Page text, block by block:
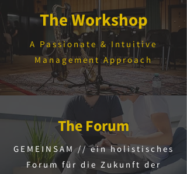
The Workshop
A Passionate & Intuitive
Management Approach
The Forum
GEMEINSAM // ein holistisches
Forum für die Zukunft der